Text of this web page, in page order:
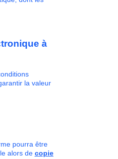
à
la valeur
pourra être
alors de copie